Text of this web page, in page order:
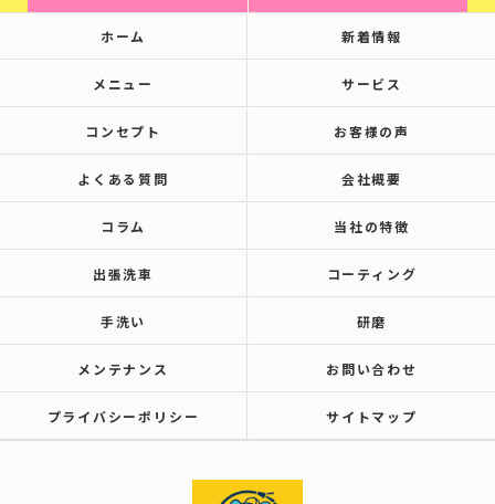
ホーム 新着情報
メニュー サービス
コンセプト お客様の声
よくある質問 会社概要
コラム 当社の特徴
出張洗車 コーティング
手洗い 研磨
メンテナンス お問い合わせ
プライバシーポリシー サイトマップ